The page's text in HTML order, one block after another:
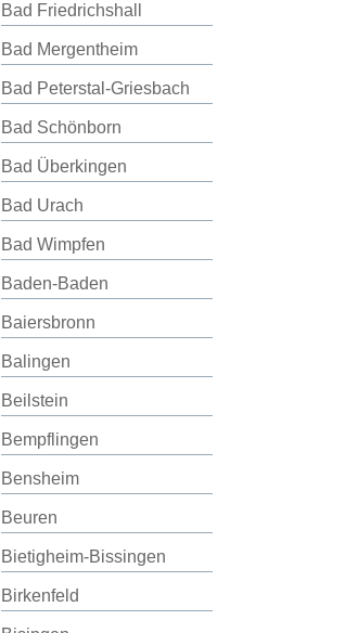
Bad Friedrichshall
Bad Mergentheim
Bad Peterstal-Griesbach
Bad Schönborn
Bad Überkingen
Bad Urach
Bad Wimpfen
Baden-Baden
Baiersbronn
Balingen
Beilstein
Bempflingen
Bensheim
Beuren
Bietigheim-Bissingen
Birkenfeld